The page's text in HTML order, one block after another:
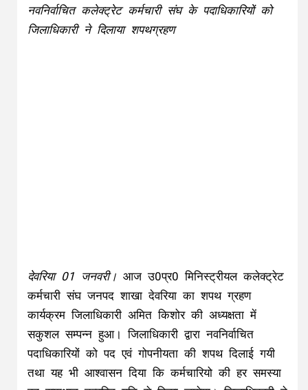
नवनिर्वाचित कलेक्ट्रेट कर्मचारी संघ के पदाधिकारियों को
जिलाधिकारी ने दिलाया शपथग्रहण
समाधान के लिये सदैव तत्पर रहने व बढ-चढ कर अपनी
भागीदारी निभाये जाने को कहा।
शपथ ग्रहण का संचालन रामनिवास पाण्डेय पूर्व अध्यक्ष
कलेक्ट्रेट एवं मण्डल मंत्री कलेक्ट्रेट संघ उ0प्र0 मनोज
कुमार द्वारा किया गया। कर्मचारियो के पूर्व जिलाध्यक्ष
अयोध्या पटेल द्वारा जिलाधिकारी को प्रतीक चिन्ह देकर